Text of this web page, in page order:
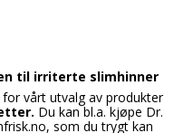
til irriterte slimhinner
vårt utvalg av produkter
Du kan bl.a. kjøpe Dr.
som du trygt kan